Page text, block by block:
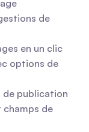
de
en un clic
options de
de publication
de